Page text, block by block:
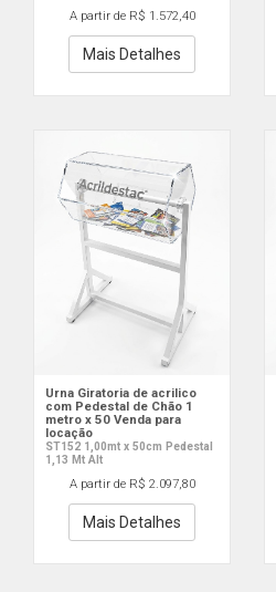
A partir de R$ 1.572,40
Mais Detalhes
Urna Giratoria de acrilico
com Pedestal de Chão 1
metro x 50 Venda para
locação
ST152 1,00mt x 50cm Pedestal
1,13 Mt Alt
A partir de R$ 2.097,80
Mais Detalhes